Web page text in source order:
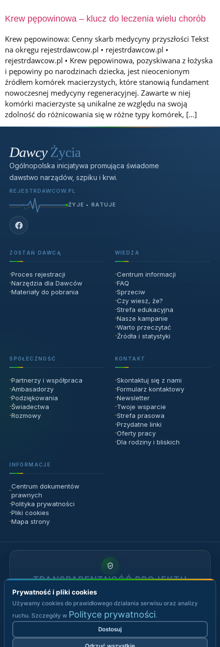
Krew pępowinowa – klucz do leczenia wielu chorób
Krew pępowinowa: Cenny skarb medycyny przyszłości Tekst
na okręgu rejestrdawcow.pl • rejestrdawcow.pl •
rejestrdawcow.pl • Krew pępowinowa, pozyskiwana z łożyska
i pępowiny po narodzinach dziecka, jest nieocenionym
źródłem komórek macierzystych, które stanowią fundament
nowoczesnej medycyny regeneracyjnej. Zawarte w niej
komórki macierzyste są unikalne ze względu na swoją
zdolność do różnicowania się w różne typy komórek, […]
Prywatność i pliki cookies
Używamy cookies do prawidłowego działania serwisu oraz analizy
ruchu. Szczegóły w Polityce prywatności.
Dostosuj
KOLOR NAGŁÓWKÓW
↺ Resetuj wszystkie